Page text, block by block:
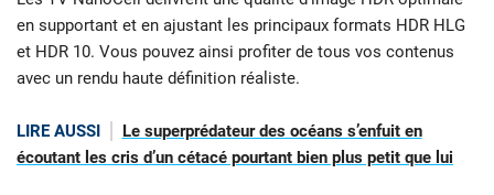
en supportant et en ajustant les principaux formats HDR HLG
et HDR 10. Vous pouvez ainsi profiter de tous vos contenus
avec un rendu haute définition réaliste.
LIRE AUSSI
Le superprédateur des océans s’enfuit en
écoutant les cris d’un cétacé pourtant bien plus petit que lui